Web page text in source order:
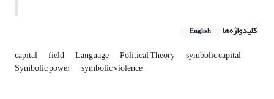
کلیدواژه‌ها English
capital field Language Political Theory symbolic capital
Symbolic power symbolic violence